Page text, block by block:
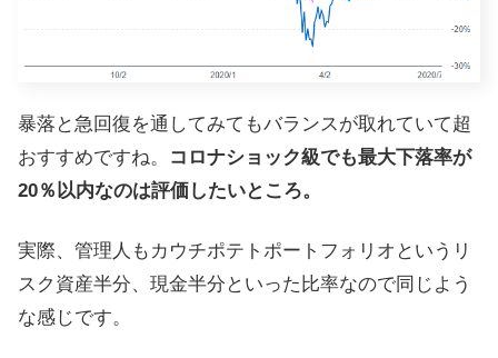
暴落と急回復を通してみてもバランスが取れていて超
おすすめですね。
コロナショック級でも最大下落率が
20％以内なのは評価したいところ。
実際、管理人もカウチポテトポートフォリオというリ
スク資産半分、現金半分といった比率なので同じよう
な感じです。